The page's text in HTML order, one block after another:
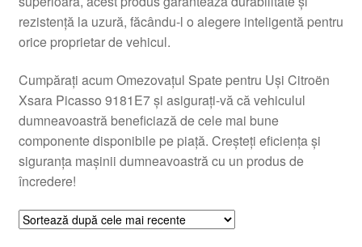
Procedura de reclamație
Termeni si conditii
rezistență la uzură, făcându-l o alegere inteligentă pentru
orice proprietar de vehicul.
Cumpărați acum Omezovațul Spate pentru Uși Citroën
Xsara Picasso 9181E7 și asigurați-vă că vehiculul
dumneavoastră beneficiază de cele mai bune
componente disponibile pe piață. Creșteți eficiența și
siguranța mașinii dumneavoastră cu un produs de
încredere!